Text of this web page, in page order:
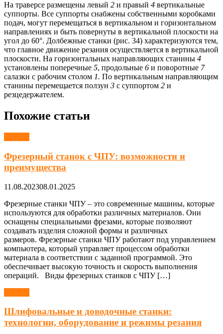
На траверсе размещены левый 2 и правый 4 вертикальные
суппорты. Все суппорты снабжены собственными коробками
подач, могут перемещаться в вертикальном и горизонтальном
направлениях и быть повернуты в вертикальной плоскости на
угол до 60°. Долбежные станки (рис. 34) характеризуются тем,
что главное движение резания осуществляется в вертикальной
плоскости. На горизонтальных направляющих станины 4
установлены поперечные 5, продольные 6 и поворотные 7
салазки с рабочим столом 1. По вертикальным направляющим
станины перемещается ползун 3 с суппортом 2 и
резцедержателем.
Похожие статьи
Фрезерный станок с ЧПУ: возможности и
преимущества
11.08.202308.01.2025
Фрезерные станки ЧПУ – это современные машины, которые
используются для обработки различных материалов. Они
оснащены специальными фрезами, которые позволяют
создавать изделия сложной формы и различных
размеров. Фрезерные станки ЧПУ работают под управлением
компьютера, который управляет процессом обработки
материала в соответствии с заданной программой. Это
обеспечивает высокую точность и скорость выполнения
операций. Виды фрезерных станков с ЧПУ […]
Шлифовальные и доводочные станки:
технологии, оборудование и режимы резания